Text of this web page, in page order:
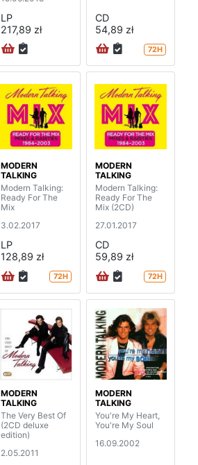
LP
217,89 zł
CD
54,89 zł
72H
MODERN
TALKING
Modern Talking:
Ready For The
Mix
3.02.2017
LP
128,89 zł
72H
MODERN
TALKING
Modern Talking:
Ready For The
Mix (2CD)
27.01.2017
CD
59,89 zł
72H
MODERN
TALKING
The Very Best Of
(2CD deluxe
edition)
2.05.2011
MODERN
TALKING
You're My Heart,
You're My Soul
16.09.2002